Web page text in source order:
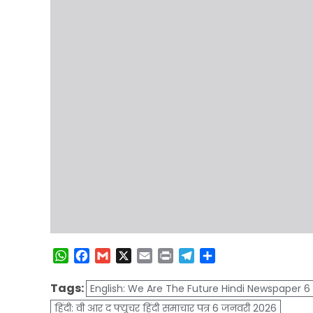
WhatsApp
Facebook
Gmail EmailPrint Telegram
Tags: English: We Are The Future Hindi Newspaper
हिंदी: वी आर द फ्यूचर हिंदी समाचार पत्र 6 जनवरी 2026